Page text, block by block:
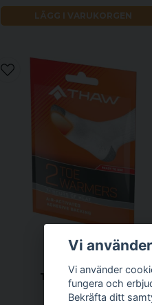
LÄGG I VARUKORGEN
THAW
Thaw Tåvärmare
Vi
Vi använder
fungera och
Bekräfta ditt